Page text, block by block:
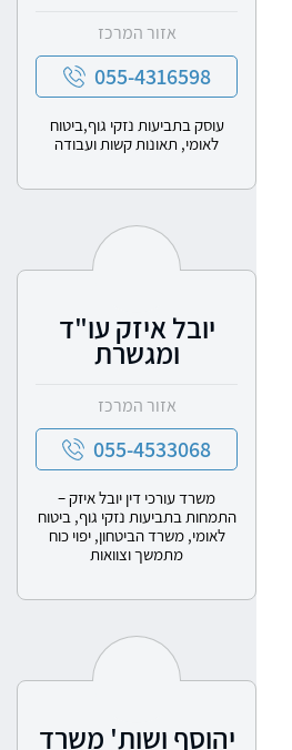
אזור המרכז
055-4316598
עוסק בתביעות נזקי גוף,ביטוח
לאומי, תאונות קשות ועבודה
יובל איזק עו"ד
ומגשרת
אזור המרכז
055-4533068
משרד עורכי דין יובל איזק –
התמחות בתביעות נזקי גוף, ביטוח
לאומי, משרד הביטחון, יפוי כוח
מתמשך וצוואות
יהוסף ושות' משרד